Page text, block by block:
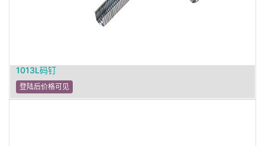
1013L码钉
登陆后价格可见